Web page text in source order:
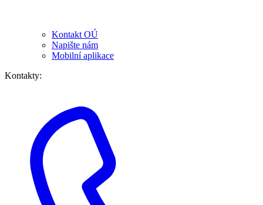
Kontakt OÚ
Napište nám
Mobilní aplikace
Kontakty: